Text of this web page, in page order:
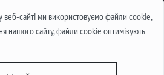
веб-сайті ми використовуємо файли cookie,
нашого сайту, файли cookie оптимізують
повідомлення